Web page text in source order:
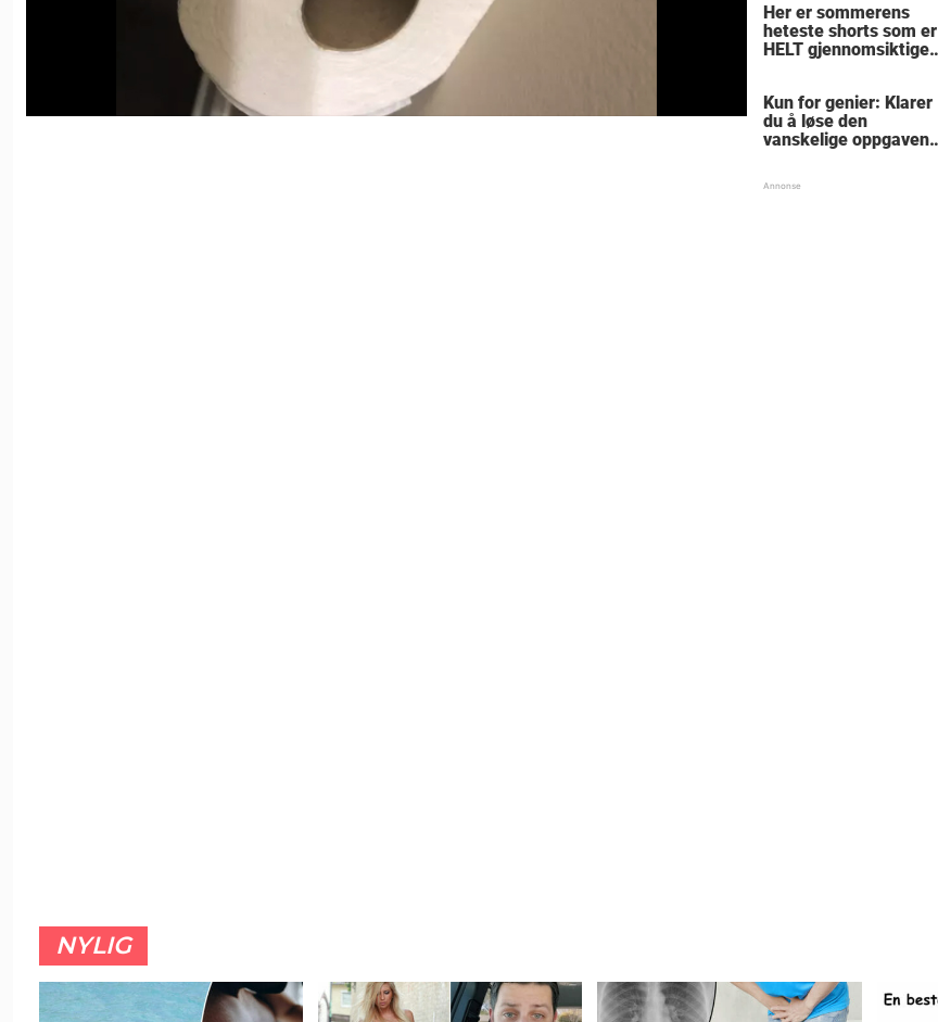
Her er sommerens
heteste shorts som er
HELT gjennomsiktige
Kun for genier: Klarer
du å løse den
vanskelige oppgaven
NYLIG